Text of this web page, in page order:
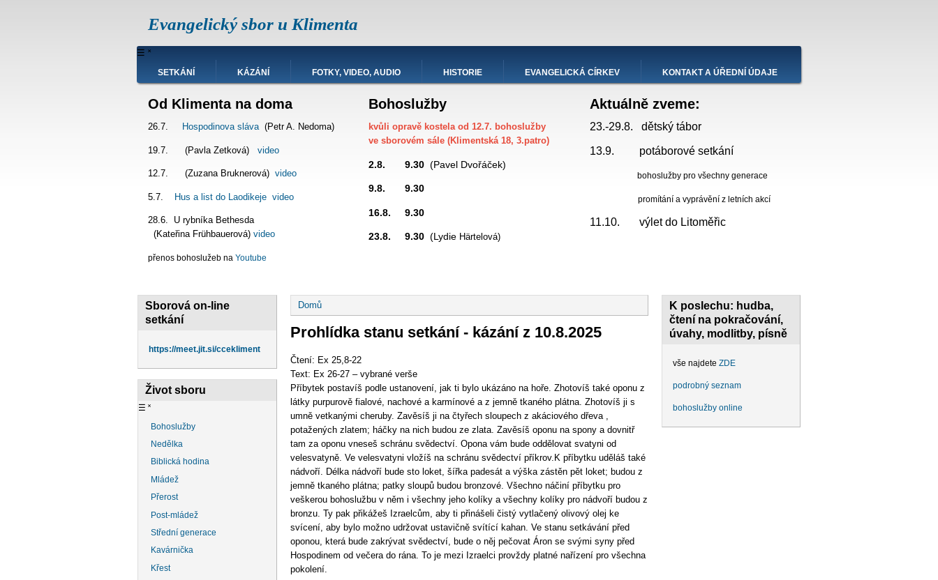
Evangelický sbor u Klimenta
Hlavní
navigace
☰ ˟
SETKÁNÍ KÁZÁNÍ FOTKY, VIDEO, AUDIO HISTORIE EVANGELICKÁ CÍRKEV KONTAKT A ÚŘEDNÍ ÚDAJE
Od Klimenta na doma
26.7. Hospodinova sláva(Petr A. Nedoma)
19.7. (Pavla Zetková) video
12.7. (Zuzana Bruknerová) video
5.7. Hus a list do Laodikeje video
28.6. U rybníka Bethesda
(Kateřina Frühbauerová) video
přenos bohoslužeb na Youtube
Bohoslužby
kvůli opravě kostela od 12.7. bohoslužby
ve sborovém sále (Klimentská 18, 3.patro)
2.8. 9.30 (Pavel Dvořáček)
9.8. 9.30
16.8. 9.30
23.8. 9.30(Lydie Härtelová)
Aktuálně zveme:
23.-29.8. dětský tábor
13.9. potáborové setkání
bohoslužby pro všechny generace
promítání a vyprávění z letních akcí
11.10. výlet do Litoměřic
Drobečková
navigace
Domů
Prohlídka stanu setkání - kázání z 10.8.2025
Čtení: Ex 25,8-22
Text: Ex 26-27 – vybrané verše
Příbytek postavíš podle ustanovení, jak ti bylo ukázáno na hoře. Zhotovíš také oponu z
látky purpurově fialové, nachové a karmínové a z jemně tkaného plátna. Zhotovíš ji s
umně vetkanými cheruby. Zavěsíš ji na čtyřech sloupech z akáciového dřeva ,
potažených zlatem; háčky na nich budou ze zlata. Zavěsíš oponu na spony a dovnitř
tam za oponu vneseš schránu svědectví. Opona vám bude oddělovat svatyni od
velesvatyně. Ve velesvatyni vložíš na schránu svědectví příkrov.K příbytku uděláš také
nádvoří. Délka nádvoří bude sto loket, šířka padesát a výška zástěn pět loket; budou z
jemně tkaného plátna; patky sloupů budou bronzové. Všechno náčiní příbytku pro
veškerou bohoslužbu v něm i všechny jeho kolíky a všechny kolíky pro nádvoří budou z
bronzu. Ty pak přikážeš Izraelcům, aby ti přinášeli čistý vytlačený olivový olej ke
svícení, aby bylo možno udržovat ustavičně svítící kahan. Ve stanu setkávání před
oponou, která bude zakrývat svědectví, bude o něj pečovat Áron se svými syny před
Hospodinem od večera do rána. To je mezi Izraelci provždy platné nařízení pro všechna
pokolení.
Sborová on-line
setkání
https://meet.jit.si/ccekliment
Život sboru
☰ ˟
Bohoslužby
Nedělka
Biblická hodina
Mládež
Přerost
Post-mládež
Střední generace
Kavárnička
Křest
K poslechu: hudba,
čtení na pokračování,
úvahy, modlitby, písně
vše najdete ZDE
podrobný seznam
bohoslužby online